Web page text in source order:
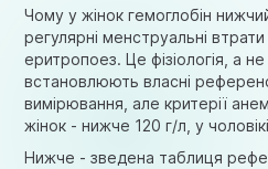
Чому у жінок гемоглобін
регулярні менструальні
еритропоез. Це фізіологія, а
встановлюють власні
вимірювання, але критерії
жінок - нижче 120 г/л, у
Нижче - зведена таблиця